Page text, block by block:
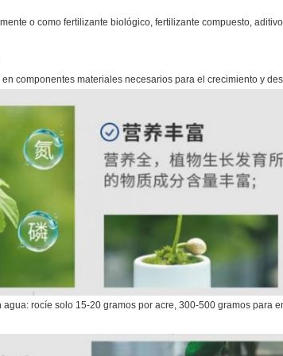
o como fertilizante biológico, fertilizante compuesto,
componentes materiales necesarios para el crecimiento y
rocíe solo 15-20 gramos por acre, 300-500 gramos para